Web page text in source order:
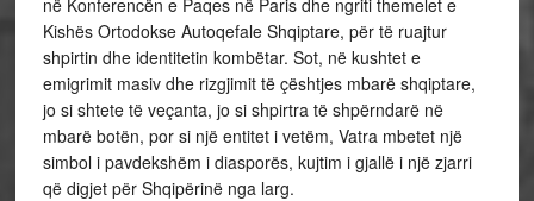
Kishës Ortodokse Autoqefale Shqiptare, për të ruajtur
shpirtin dhe identitetin kombëtar. Sot, në kushtet e
emigrimit masiv dhe rizgjimit të çështjes mbarë shqiptare,
jo si shtete të veçanta, jo si shpirtra të shpërndarë në
mbarë botën, por si një entitet i vetëm, Vatra mbetet një
simbol i pavdekshëm i diasporës, kujtim i gjallë i një zjarri
që digjet për Shqipërinë nga larg.